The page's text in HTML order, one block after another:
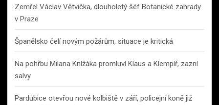
Zemřel Václav Větvička, dlouholetý šéf Botanické zahrady
v Praze
Španělsko čelí novým požárům, situace je kritická
Na pohřbu Milana Knížáka promluví Klaus a Klempíř, zazní
salvy
Pardubice otevřou nové kolbiště v září, policejní koně již